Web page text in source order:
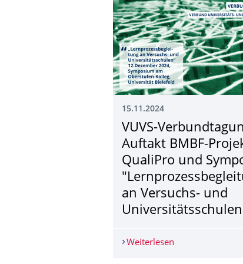
15.11.2024
VUVS-
Auftakt BMBF-
QualiPro und
an Versuchs- und
Weiterlesen VUVS-